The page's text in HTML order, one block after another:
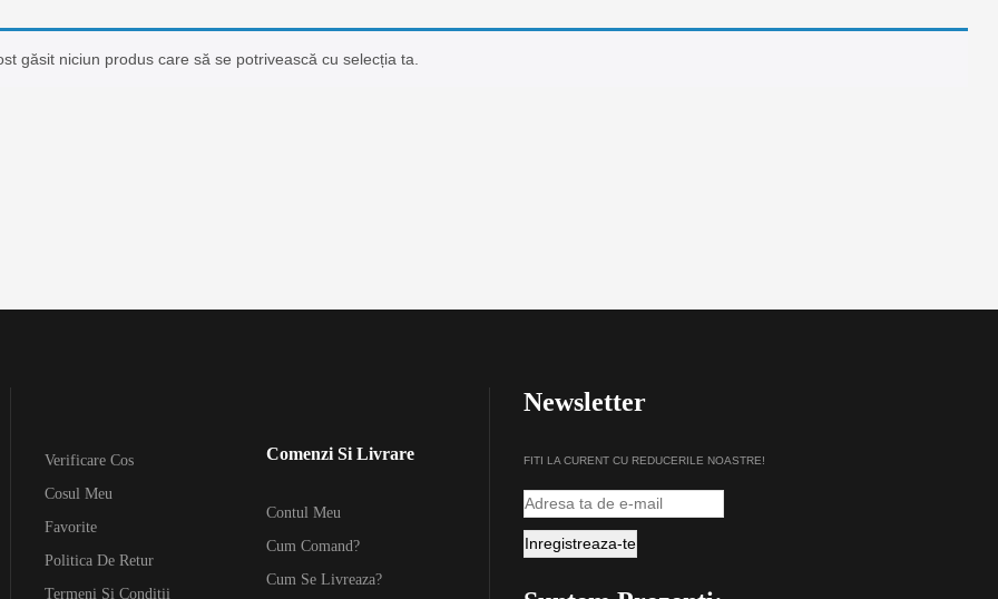
găsit niciun produs care să se potrivească cu selecția ta.
Verificare Cos
Cosul Meu
Favorite
Politica De Retur
Termeni Si Conditii
Comenzi Si Livrare
Contul Meu
Cum Comand?
Cum Se Livreaza?
Newsletter
FITI LA CURENT CU REDUCERILE NOASTRE!